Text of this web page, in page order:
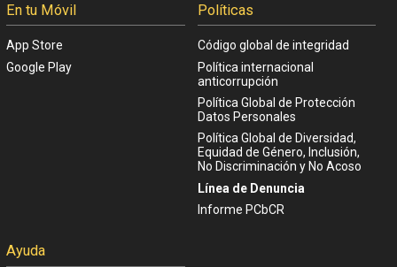
En tu Móvil
App Store
Google Play
Políticas
Código global de integridad
Política internacional
anticorrupción
Política Global de Protección
Datos Personales
Política Global de Diversidad,
Equidad de Género, Inclusión,
No Discriminación y No Acoso
Línea de Denuncia
Informe PCbCR
Ayuda